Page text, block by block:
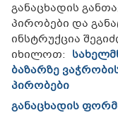
განაცხადის
პირობები და
ინსტრუქცია
იხილოთ:
ბაზარზე
პირობები
განაცხადის